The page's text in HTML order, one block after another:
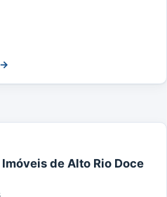
de Alto Rio Doce